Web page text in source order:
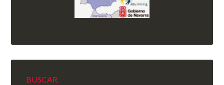
BUSCAR